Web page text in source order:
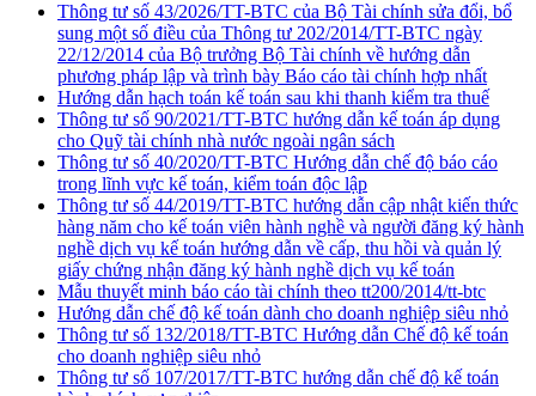
Thông tư số 43/2026/TT-BTC của Bộ Tài chính sửa đổi, bổ
sung một số điều của Thông tư 202/2014/TT-BTC ngày
22/12/2014 của Bộ trưởng Bộ Tài chính về hướng dẫn
phương pháp lập và trình bày Báo cáo tài chính hợp nhất
Hướng dẫn hạch toán kế toán sau khi thanh kiểm tra thuế
Thông tư số 90/2021/TT-BTC hướng dẫn kế toán áp dụng
cho Quỹ tài chính nhà nước ngoài ngân sách
Thông tư số 40/2020/TT-BTC Hướng dẫn chế độ báo cáo
trong lĩnh vực kế toán, kiểm toán độc lập
Thông tư số 44/2019/TT-BTC hướng dẫn cập nhật kiến thức
hàng năm cho kế toán viên hành nghề và người đăng ký hành
nghề dịch vụ kế toán hướng dẫn về cấp, thu hồi và quản lý
giấy chứng nhận đăng ký hành nghề dịch vụ kế toán
Mẫu thuyết minh báo cáo tài chính theo tt200/2014/tt-btc
Hướng dẫn chế độ kế toán dành cho doanh nghiệp siêu nhỏ
Thông tư số 132/2018/TT-BTC Hướng dẫn Chế độ kế toán
cho doanh nghiệp siêu nhỏ
Thông tư số 107/2017/TT-BTC hướng dẫn chế độ kế toán